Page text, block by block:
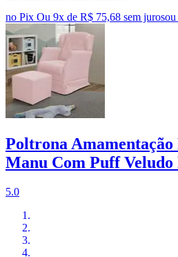
no Pix Ou 9x de R$ 75,68 sem jurosou
Poltrona Amamentação
Manu Com Puff Veludo
5.0